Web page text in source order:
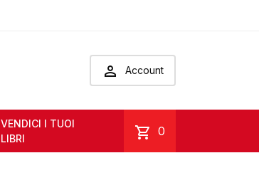
 Account
VENDICI I TUOI
LIBRI
shopping_cart 0